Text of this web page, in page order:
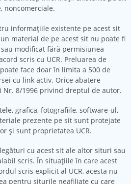
noncomerciale.
informațiile existente pe acest sit
material de pe acest sit nu poate fi
modificat fără permisiunea
scris cu UCR. Preluarea de
face doar în limita a 500 de
cu link activ. Orice abatere
Nr. 8/1996 privind dreptul de autor.
grafica, fotografiile, software-ul,
prezente pe sit sunt protejate
și sunt proprietatea UCR.
cu acest sit ale altor situri sau
scris. În situațiile în care acest
scris explicit al UCR, acesta nu
pentru siturile neafiliate cu care